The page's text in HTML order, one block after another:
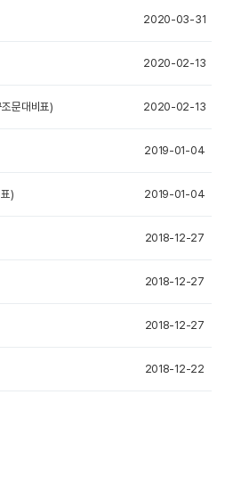
2020-03-31
2020-02-13
문대비표) 2020-02-13
2019-01-04
) 2019-01-04
2018-12-27
2018-12-27
2018-12-27
2018-12-22